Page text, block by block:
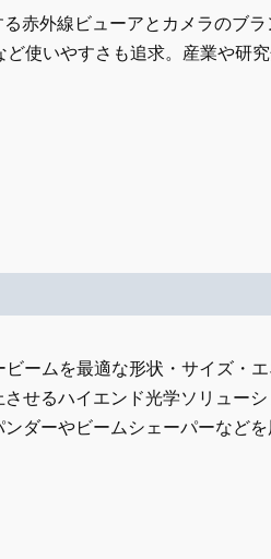
赤外線ビューアとカメラのブ
使いやすさも追求。産業や研
ームを最適な形状・サイズ・
せるハイエンド光学ソリュー
ダーやビームシェーパーなど